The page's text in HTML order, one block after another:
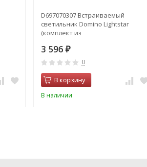
D697070307 Встраиваемый
светильник Domino Lightstar
(комплект из
3 596 ₽
0
В корзину
В наличии